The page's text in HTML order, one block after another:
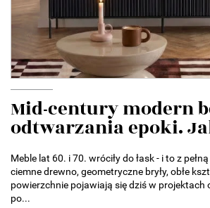
Mid-century modern
odtwarzania epoki.
Meble lat 60. i 70. wróciły do łask - i to z
ciemne drewno, geometryczne bryły, obłe
powierzchnie pojawiają się dziś w projektach
po...